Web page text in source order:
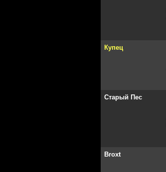
Купец
Старый Пес
Broxt